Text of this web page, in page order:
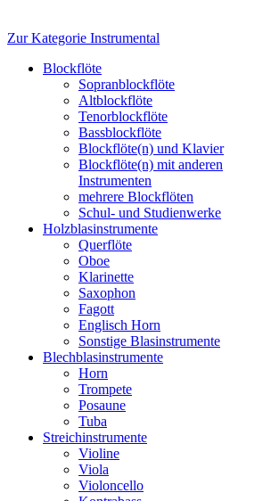
Zur Kategorie Instrumental
Blockflöte
Sopranblockflöte
Altblockflöte
Tenorblockflöte
Bassblockflöte
Blockflöte(n) und Klavier
Blockflöte(n) mit anderen
Instrumenten
mehrere Blockflöten
Schul- und Studienwerke
Holzblasinstrumente
Querflöte
Oboe
Klarinette
Saxophon
Fagott
Englisch Horn
Sonstige Blasinstrumente
Blechblasinstrumente
Horn
Trompete
Posaune
Tuba
Streichinstrumente
Violine
Viola
Violoncello